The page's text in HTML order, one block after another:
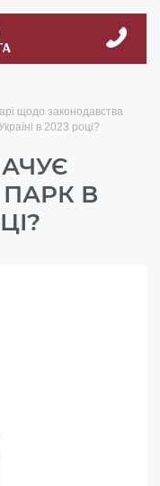
щодо законодавства
в 2023 році?
ПАРК В